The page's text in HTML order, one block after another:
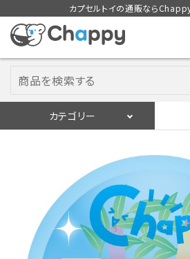
カプセルトイの通販ならChappy
カテゴリー
入荷スケジュールをチェ
カプセルトイマシン本体